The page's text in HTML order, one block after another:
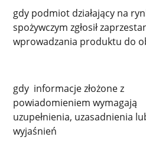
gdy podmiot działający na
spożywczym zgłosił
wprowadzania produktu do
gdy informacje złożone z
powiadomieniem wymagają
uzupełnienia, uzasadnienia
wyjaśnień